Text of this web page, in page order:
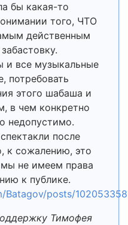
бы какая-то
того, ЧТО
действенным
и все музыкальные
потребовать
этого шабаша и
в чем конкретно
недопустимо.
после
к сожалению, это
не имеем права
к публике.
Batagov/posts/
Тимофея